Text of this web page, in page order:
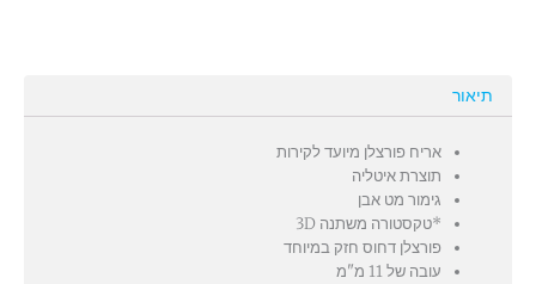
תיאור
אריח פורצלן מיועד לקירות
תוצרת איטליה
גימור מט אבן
*טקסטורה משתנה 3D
פורצלן דחוס חזק במיוחד
עובה של 11 מ"מ